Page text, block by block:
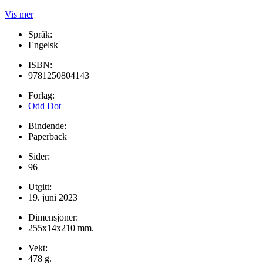
Vis mer
Språk:
Engelsk
ISBN:
9781250804143
Forlag:
Odd Dot
Bindende:
Paperback
Sider:
96
Utgitt:
19. juni 2023
Dimensjoner:
255x14x210 mm.
Vekt:
478 g.